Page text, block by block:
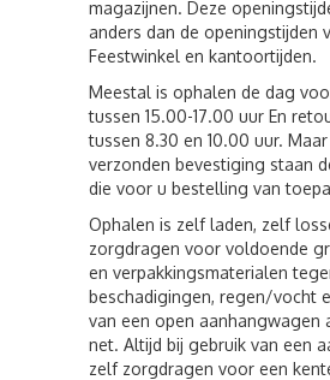
magazijnen. Deze
anders dan de openingstijden
Feestwinkel en kantoortijden.
Meestal is ophalen de dag
tussen 15.00-17.00 uur En
tussen 8.30 en 10.00 uur.
verzonden bevestiging staan
die voor u bestelling van
Ophalen is zelf laden, zelf
zorgdragen voor voldoende
en verpakkingsmaterialen
beschadigingen, regen/vocht
van een open aanhangwagen
net. Altijd bij gebruik van een
zelf zorgdragen voor een